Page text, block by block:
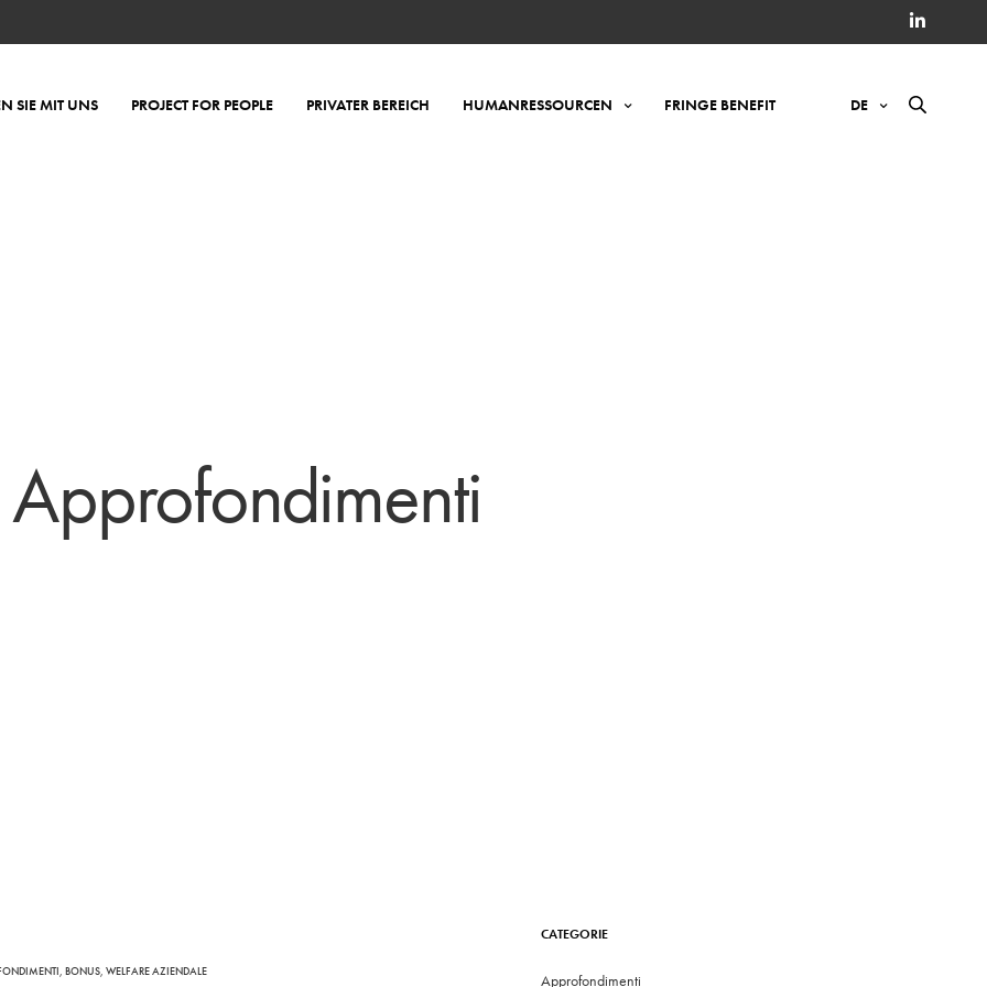
SIE MIT UNS PROJECT FOR PEOPLE PRIVATER BEREICH HUMANRESSOURCEN FRINGE BENEFIT DE
Approfondimenti
, BONUS, WELFARE AZIENDALE
CATEGORIE
Approfondimenti